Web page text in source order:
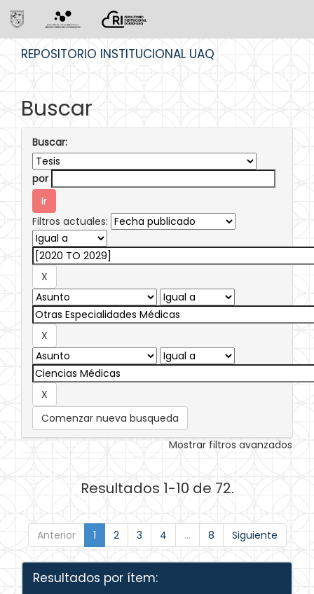
REPOSITORIO INSTITUCIONAL UAQ
Buscar
Buscar:
por
Filtros actuales:
Comenzar nueva busqueda
Mostrar filtros avanzados
Resultados 1-10 de 72.
Anterior 1 2 3 4 ... 8 Siguiente
Resultados por ítem: